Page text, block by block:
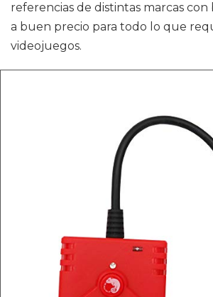
referencias de distintas marcas
a buen precio para todo lo que
videojuegos.